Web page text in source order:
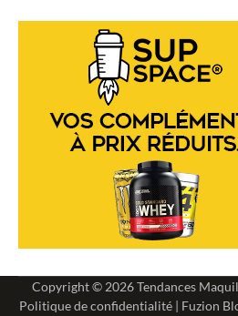
Copyright © 2026Tendances
Politique de confidentialité | Fuzion